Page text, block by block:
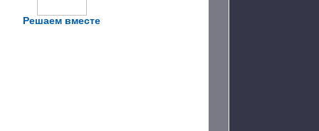
Решаем вместе